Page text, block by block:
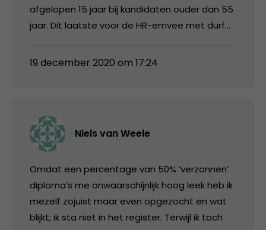
afgelopen 15 jaar bij kandidaten ouder dan 55
jaar. Dit laatste voor de HR-emvee met durf…
19 december 2020 om 17:24
Niels van Weele
Omdat een percentage van 50% ‘verzonnen’
diploma’s me onwaarschijnlijk hoog leek heb ik
mezelf zojuist maar even opgezocht en wat
blijkt; ik sta niet in het register. Terwijl ik toch